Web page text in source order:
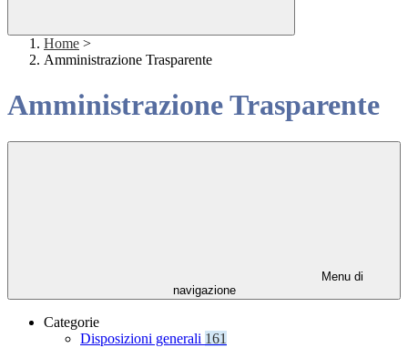
Home >
Amministrazione Trasparente
Amministrazione Trasparente
Menu di
navigazione
Categorie
Disposizioni generali 161